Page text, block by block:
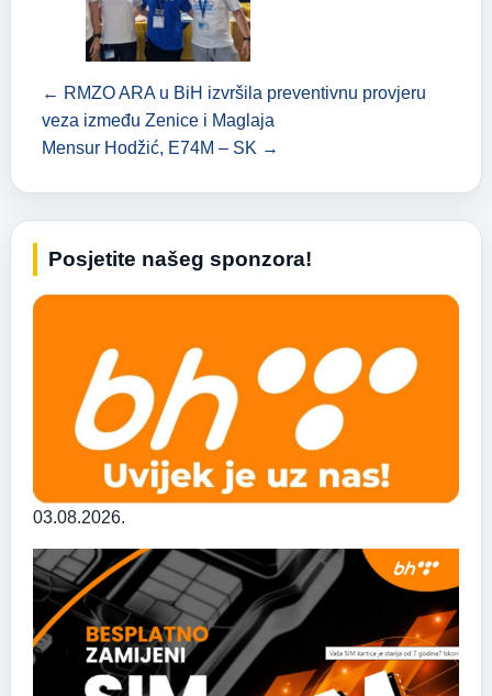
← RMZO ARA u BiH izvršila preventivnu provjeru
veza između Zenice i Maglaja
Mensur Hodžić, E74M – SK →
Posjetite našeg sponzora!
03.08.2026.